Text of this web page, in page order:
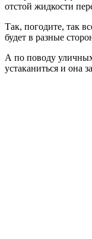
отстой жидкости
Так, погодите, так
будет в разные
А по поводу уличных
устаканиться и она